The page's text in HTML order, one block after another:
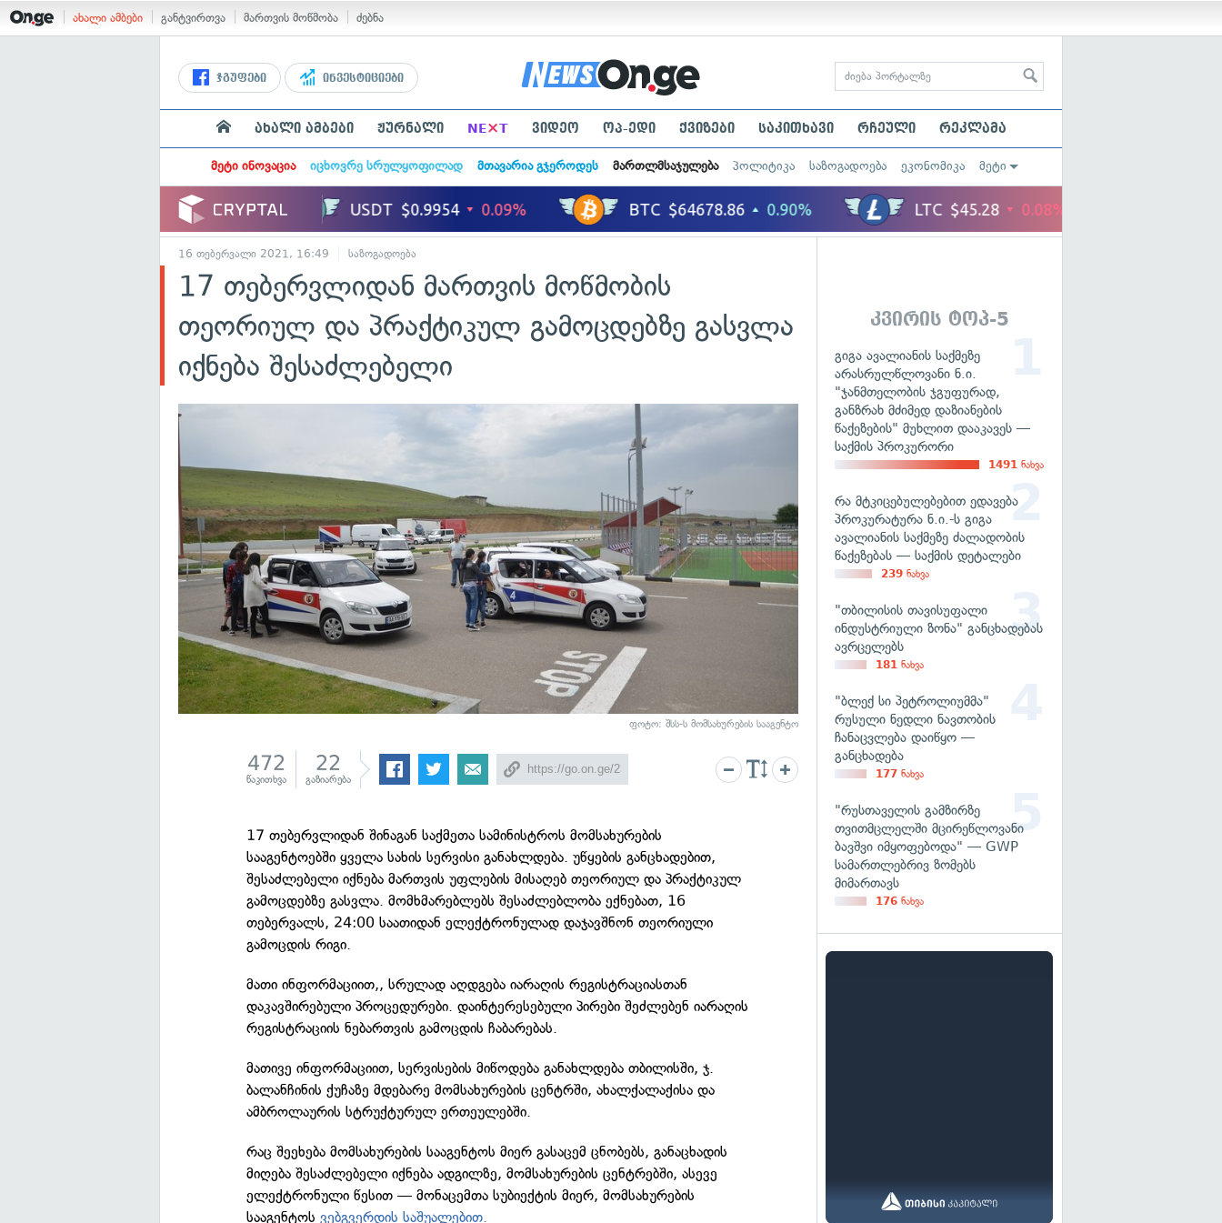
ახალი ამბები განტვირთვა მართვის მოწმობა ძებნა
ჯგუფები ინვესტიციები
ახალი ამბები ჟურნალი NE×T ვიდეო ოპ-ედი ქვიზები საკითხავი რჩეული რეკლამა
მეტი ინოვაცია იცხოვრე სრულყოფილად მთავარია გჯეროდეს მართლმსაჯულება პოლიტიკა საზოგადოება ეკონომიკა მეტი
16 თებერვალი 2021, 16:49 საზოგადოება
17 თებერვლიდან მართვის მოწმობის
თეორიულ და პრაქტიკულ გამოცდებზე გასვლა
იქნება შესაძლებელი
ფოტო: შსს-ს მომსახურების სააგენტო
472
წაკითხვა
22
გაზიარება
17 თებერვლიდან შინაგან საქმეთა სამინისტროს მომსახურების
სააგენტოებში ყველა სახის სერვისი განახლდება. უწყების განცხადებით,
შესაძლებელი იქნება მართვის უფლების მისაღებ თეორიულ და პრაქტიკულ
გამოცდებზე გასვლა. მომხმარებლებს შესაძლებლობა ექნებათ, 16
თებერვალს, 24:00 საათიდან ელექტრონულად დაჯავშნონ თეორიული
გამოცდის რიგი.
მათი ინფორმაციით,, სრულად აღდგება იარაღის რეგისტრაციასთან
დაკავშირებული პროცედურები. დაინტერესებული პირები შეძლებენ იარაღის
რეგისტრაციის ნებართვის გამოცდის ჩაბარებას.
მათივე ინფორმაციით, სერვისების მიწოდება განახლდება თბილისში, ჯ.
ბალანჩინის ქუჩაზე მდებარე მომსახურების ცენტრში, ახალქალაქისა და
ამბროლაურის სტრუქტურულ ერთეულებში.
რაც შეეხება მომსახურების სააგენტოს მიერ გასაცემ ცნობებს, განაცხადის
მიღება შესაძლებელი იქნება ადგილზე, მომსახურების ცენტრებში, ასევე
ელექტრონული წესით — მონაცემთა სუბიექტის მიერ, მომსახურების
სააგენტოსვებგვერდის საშუალებით.
კვირის ტოპ-5
გიგა ავალიანის საქმეზე
არასრულწლოვანი ნ.ი.
"ჯანმთელობის ჯგუფურად,
განზრახ მძიმედ დაზიანების
წაქეზების" მუხლით დააკავეს —
საქმის პროკურორი
1491 ნახვა
რა მტკიცებულებებით ედავება
პროკურატურა ნ.ი.-ს გიგა
ავალიანის საქმეზე ძალადობის
წაქეზებას — საქმის დეტალები
239 ნახვა
"თბილისის თავისუფალი
ინდუსტრიული ზონა" განცხადებას
ავრცელებს
181 ნახვა
"ბლექ სი პეტროლიუმმა"
რუსული ნედლი ნავთობის
ჩანაცვლება დაიწყო —
განცხადება
177 ნახვა
"რუსთაველის გამზირზე
თვითმცლელში მცირეწლოვანი
ბავშვი იმყოფებოდა" — GWP
სამართლებრივ ზომებს
მიმართავს
176 ნახვა